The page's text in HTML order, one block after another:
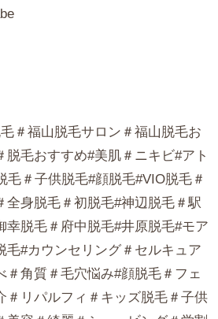
＃福山脱毛サロン＃福山脱毛お
脱毛おすすめ#美肌＃ニキビ#アト
毛＃子供脱毛#顔脱毛#VIO脱毛＃
全身脱毛＃初脱毛#神辺脱毛＃駅
幸脱毛＃府中脱毛#井原脱毛#モア
毛#カウンセリング＃セルキュア
＃角質＃毛穴悩み#顔脱毛＃フェ
＃リパルフィ＃キッズ脱毛＃子供